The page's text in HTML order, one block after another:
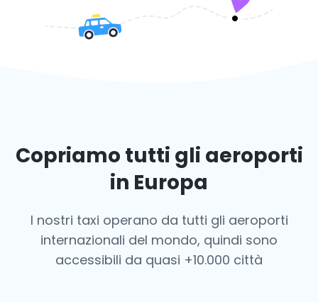
Copriamo tutti gli aeroporti
in Europa
I nostri taxi operano da tutti gli aeroporti
internazionali del mondo, quindi sono
accessibili da quasi +10.000 città